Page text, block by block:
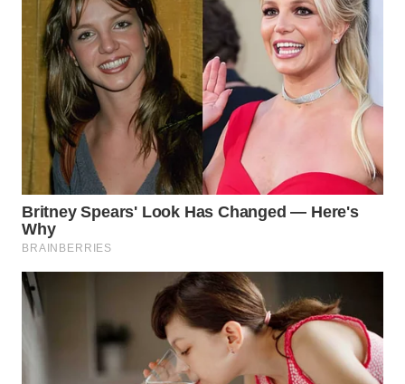
BALI
WN
KALBAR
WN
KALTENG
WN
KALTARA